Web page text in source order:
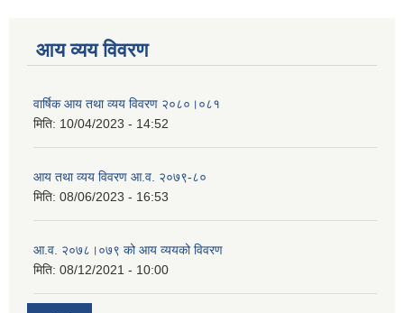
आय व्यय विवरण
वार्षिक आय तथा व्यय विवरण २०८०।०८१
मिति: 10/04/2023 - 14:52
आय तथा व्यय विवरण आ.व. २०७९-८०
मिति: 08/06/2023 - 16:53
आ.व. २०७८।०७९ को आय व्ययको विवरण
मिति: 08/12/2021 - 10:00